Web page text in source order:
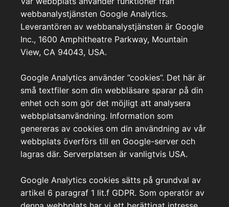
webbanalystjänsten Google Analytics.
Leverantören av webbanalystjänsten är Google
Inc., 1600 Amphitheatre Parkway, Mountain
View, CA 94043, USA.
Google Analytics använder ”cookies”. Det här är
små textfiler som din webbläsare sparar på din
enhet och som gör det möjligt att analysera
webbplatsanvändning. Information som
genereras av cookies om din användning av vår
webbplats överförs till en Google-server och
lagras där. Serverplatsen är vanligtvis USA.
Google Analytics cookies sätts på grundval av
artikel 6 paragraf 1 lit.f GDPR. Som operatör av